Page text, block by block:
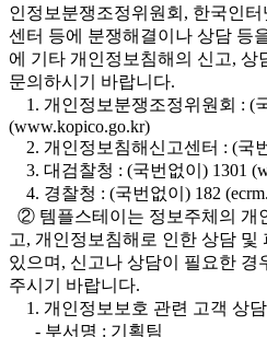
인정보분쟁조정위원회, 한국인
센터 등에 분쟁해결이나 상담 등
에 기타 개인정보침해의 신고, 상
문의하시기 바랍니다.
1. 개인정보분쟁조정위원회 : (
(www.kopico.go.kr)
2. 개인정보침해신고센터 : (국
3. 대검찰청 : (국번없이) 1301
4. 경찰청 : (국번없이) 182
② 템플스테이는 정보주체의 개
고, 개인정보침해로 인한 상담 및
있으며, 신고나 상담이 필요한 경
주시기 바랍니다.
1. 개인정보보호 관련 고객 상
- 부서명 : 기획팀